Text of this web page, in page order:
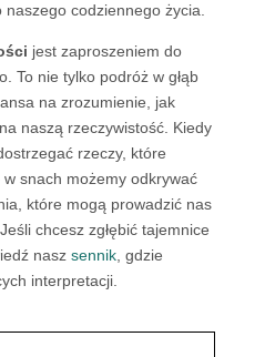
codziennego życia.
jest zaproszeniem do
To nie tylko podróż w głąb
na zrozumienie, jak
naszą rzeczywistość. Kiedy
rzeczy, które
snach możemy odkrywać
które mogą prowadzić nas
chcesz zgłębić tajemnice
nasz sennik, gdzie
interpretacji.